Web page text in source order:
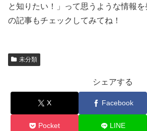
と知りたい！」って思うような情報
の記事もチェックしてみてね！
未分類
シェアする
X Facebook
Pocket LINE